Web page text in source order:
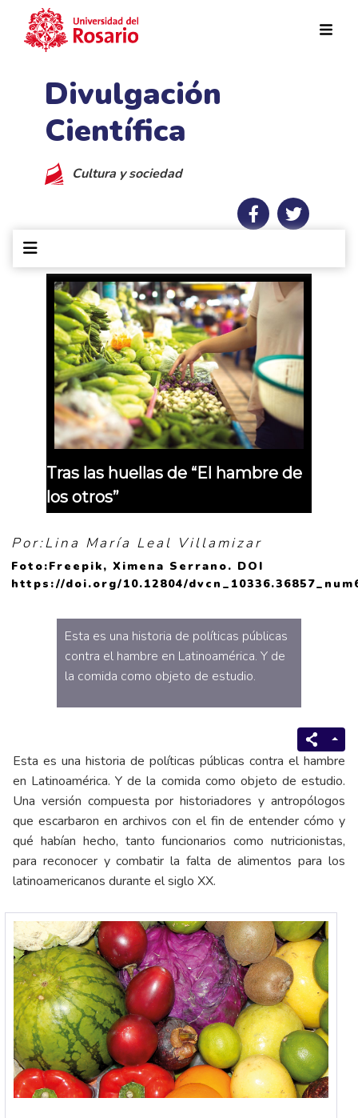
Divulgación
Científica
Cultura y sociedad
Tras las huellas de “El hambre de
los otros”
Por:Lina María Leal Villamizar
Foto:Freepik, Ximena Serrano. DOI
https://doi.org/10.12804/
Esta es una historia de políticas públicas
contra el hambre en Latinoamérica. Y de
la comida como objeto de estudio.
Esta es una historia de políticas públicas contra el hambre
en Latinoamérica. Y de la comida como objeto de estudio.
Una versión compuesta por historiadores y antropólogos
que escarbaron en archivos con el fin de entender cómo y
qué habían hecho, tanto funcionarios como nutricionistas,
para reconocer y combatir la falta de alimentos para los
latinoamericanos durante el siglo XX.